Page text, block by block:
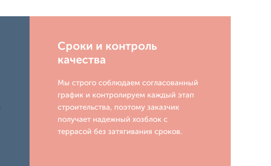
Сроки и контроль
качества
Мы строго соблюдаем согласованный
график и контролируем каждый этап
строительства, поэтому заказчик
получает надежный хозблок с
террасой без затягивания сроков.